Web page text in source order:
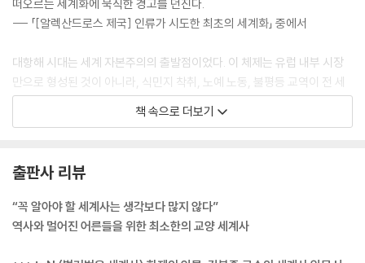
떠오르는 세계화에 묵직한 경고를 던진다.
--- 「[알렉산드로스 제국] 인류가 시도한 최초의 세계화」 중에서
대항해 시대는 세계 자본주의의 출발점이었다. 이 체제는 유럽 내부 시장
만으로 형성된 것이 아니라, 식민지 착취, 노예 노동, 불평등 교역이 전 세
계적으로 얽히며 만들어진 구조였다. 오늘날 글로벌 빈부 격차와 개발 불
균형은 바로 이 뿌리 깊은 체제가 형태만 바꿔 이어진 결과다. 그런 점에서
--- 「[대항해 시대] 오늘날 빈부 격차의 역사적 출발점」 중에서
베스트팔렌 조약으로 종교의 자유가 인정되었다. 칼뱅주의는 가톨릭, 루터
종교를 선택할 권리를 갖게 되었다. 이전에는 영토의 경계가 모호해서 끊
책 속으로 더보기
출판사 리뷰
“꼭 알아야 할 세계사는 생각보다 많지 않다”
역사와 멀어진 어른들을 위한 최소한의 교양 세계사